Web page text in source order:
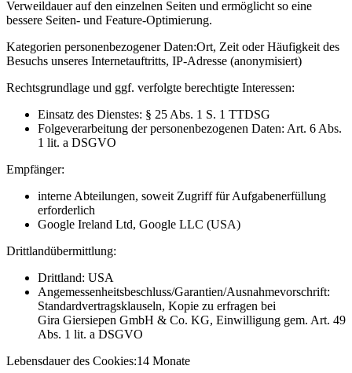
Verweildauer auf den einzelnen Seiten und ermöglicht so eine
bessere Seiten- und Feature-Optimierung.
Kategorien personenbezogener Daten:Ort, Zeit oder Häufigkeit des
Besuchs unseres Internetauftritts, IP-Adresse (anonymisiert)
Rechtsgrundlage und ggf. verfolgte berechtigte Interessen:
Einsatz des Dienstes: § 25 Abs. 1 S. 1 TTDSG
Folgeverarbeitung der personenbezogenen Daten: Art. 6 Abs.
1 lit. a DSGVO
Empfänger:
interne Abteilungen, soweit Zugriff für Aufgabenerfüllung
erforderlich
Google Ireland Ltd, Google LLC (USA)
Drittlandübermittlung:
Drittland: USA
Angemessenheitsbeschluss/Garantien/Ausnahmevorschrift:
Standardvertragsklauseln, Kopie zu erfragen bei
Gira Giersiepen GmbH & Co. KG, Einwilligung gem. Art. 49
Abs. 1 lit. a DSGVO
Lebensdauer des Cookies:14 Monate